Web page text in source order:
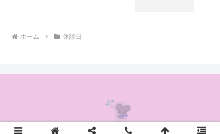
ホーム 休診日
© 2020 かんの耳鼻咽喉科クリニック.